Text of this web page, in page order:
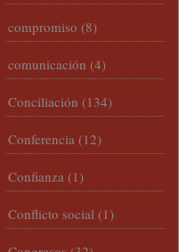
compromiso (8)
comunicación (4)
Conciliación (134)
Conferencia (12)
Confianza (1)
Conflicto social (1)